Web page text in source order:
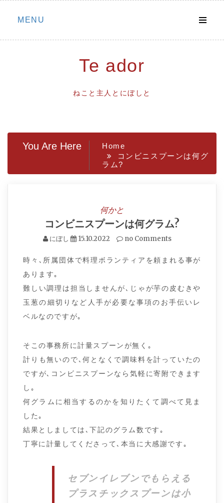
Skip
MENU
Te ador
ねこと主人とにぼしと
You Are Here
Home
コンビニスプーンは何グ
ラム?
何かと
コンビニスプーンは何グラム?
にぼし 15.10.2022 no Comments
時々､所属団体で料理ボランティアを頼まれる事が
あります｡
難しい調理は担当しませんが､じゃが芋の皮むきや
玉葱の細切りなど人手が必要な事項のお手伝いレ
ベルなのですが｡
そこの事務所に計量スプーンが無く｡
計りも無いので､何となくで調味料を計っていたの
ですが､コンビニスプーンなら気軽に寄附できます
し｡
何グラムに相当するのかを知りたくて調べて見ま
した｡
結果としましては､下記のグラム数です｡
丁寧に計量してくださって､本当に大感謝です｡
セブンイレブンでもらえる
プラスチックスプーンは小